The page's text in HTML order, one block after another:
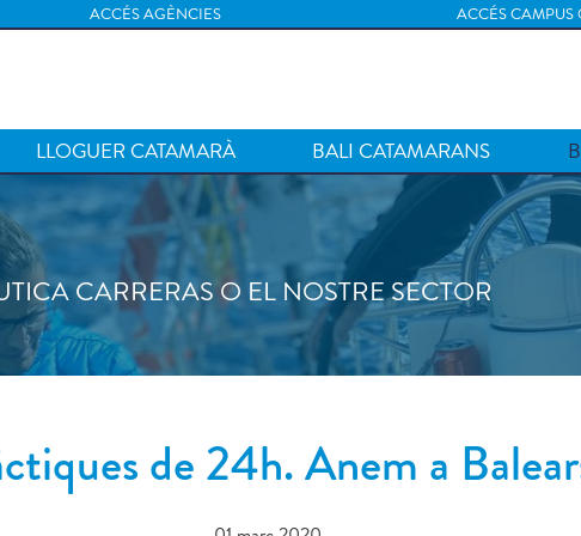
ACCÉS AGÈNCIES ACCÉS CAMPUS
LLOGUER CATAMARÀ BALI CATAMARANS
CARRERAS O EL NOSTRE SECTOR
de 24h. Anem a